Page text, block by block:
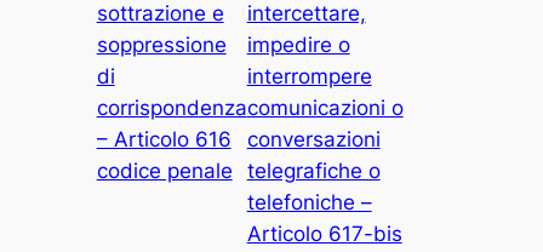
sottrazione e
soppressione
di
corrispondenza
– Articolo 616
codice penale
intercettare,
impedire o
interrompere
comunicazioni o
conversazioni
telegrafiche o
telefoniche –
Articolo 617-bis